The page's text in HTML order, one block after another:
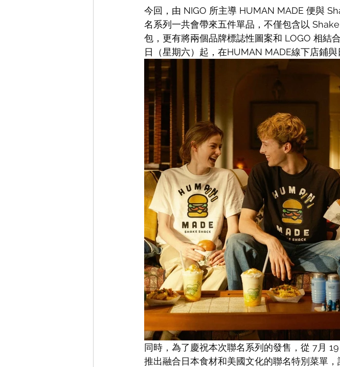
今回，由 NIGO 所主導 HUMAN MADE 便與
名系列一共會帶來五件單品，不僅包含以
包，更有將兩個品牌標誌性圖案和 LOGO 相結
日（星期六）起，在HUMAN MADE線下店鋪與
同時，為了慶祝本次聯名系列的發售，從 7月
推出融合日本食材和美國文化的聯名特別菜單